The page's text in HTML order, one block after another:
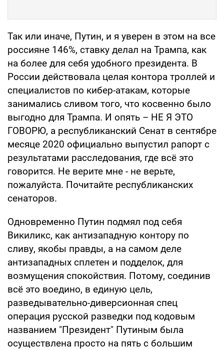
Так или иначе, Путин, и я уверен в этом на все
россияне 146%, ставку делал на Трампа, как
на более для себя удобного президента. В
России действовала целая контора троллей и
специалистов по кибер-атакам, которые
занимались сливом того, что косвенно было
выгодно для Трампа. И опять – НЕ Я ЭТО
ГОВОРЮ, а республиканский Сенат в сентябре
месяце 2020 официально выпустил рапорт с
результатами расследования, где всё это
говорится. Не верите мне - не верьте,
пожалуйста. Почитайте республиканских
сенаторов.
Одновременно Путин подмял под себя
Викиликс, как антизападную контору по
сливу, якобы правды, а на самом деле
антизападных сплетен и подделок, для
возмущения спокойствия. Потому, соединив
всё это воедино, в единую цель,
разведывательно-диверсионная спец
операция русской разведки под кодовым
названием "Президент" Путиным была
осуществлена просто на пять с большим